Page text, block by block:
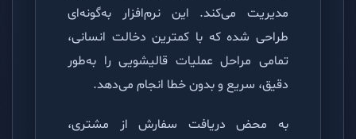
مدیریت می‌کند. این نرم‌افزار به‌گونه‌ای
طراحی شده که با کمترین دخالت انسانی،
تمامی مراحل عملیات قالیشویی را به‌طور
دقیق، سریع و بدون خطا انجام می‌دهد.
به محض دریافت سفارش از مشتری،